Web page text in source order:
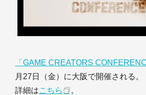
「GAME CREATORS
月27日（金）に大阪で開催される。
詳細はこちら 。